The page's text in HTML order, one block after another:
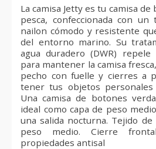
La camisa Jetty es tu camisa
pesca, confeccionada con
nailon cómodo y resistente
del entorno marino. Su
agua duradero (DWR)
para mantener la camisa
pecho con fuelle y cierres a
tener tus objetos
Una camisa de botones
ideal como capa de peso
una salida nocturna. Tejido
peso medio. Cierre
propiedades antisal